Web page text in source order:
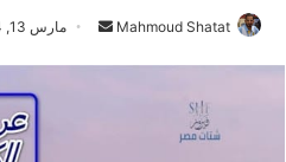
Mahmoud Shatat مارس 13, 2024